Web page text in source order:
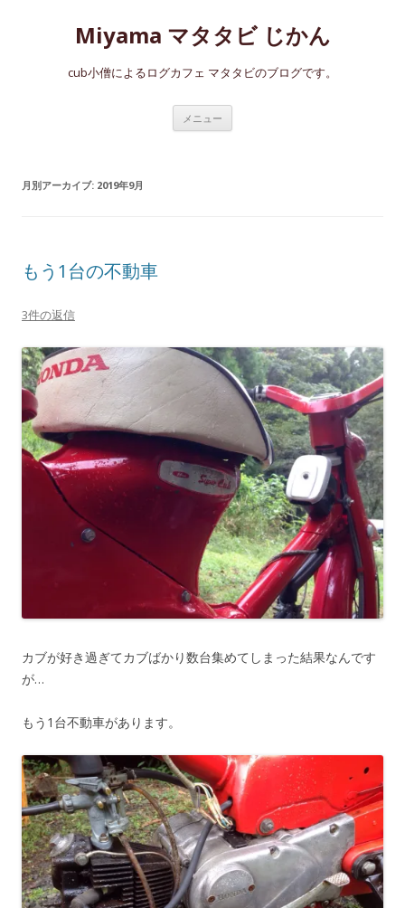
Miyama マタタビ じかん
cub小僧によるログカフェ マタタビのブログです。
メニュー
月別アーカイブ: 2019年9月
もう1台の不動車
3件の返信
カブが好き過ぎてカブばかり数台集めてしまった結果なんです
が…
もう1台不動車があります。